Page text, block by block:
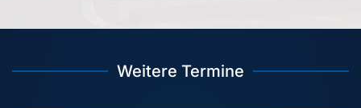
Weitere Termine